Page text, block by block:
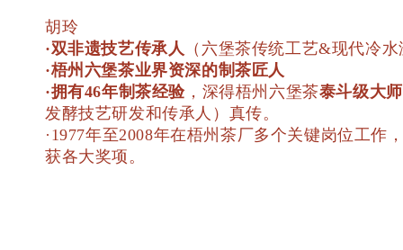
胡玲
·双非遗技艺传承人
（六堡茶传统工艺&现代冷
·梧州六堡茶业界资深的制茶匠人
·拥有46年制茶经验 ，深得梧州六堡茶泰斗级大
发酵技艺研发和传承人）真传。
·1977年至2008年在梧州茶厂多个关键岗位工
获各大奖项。